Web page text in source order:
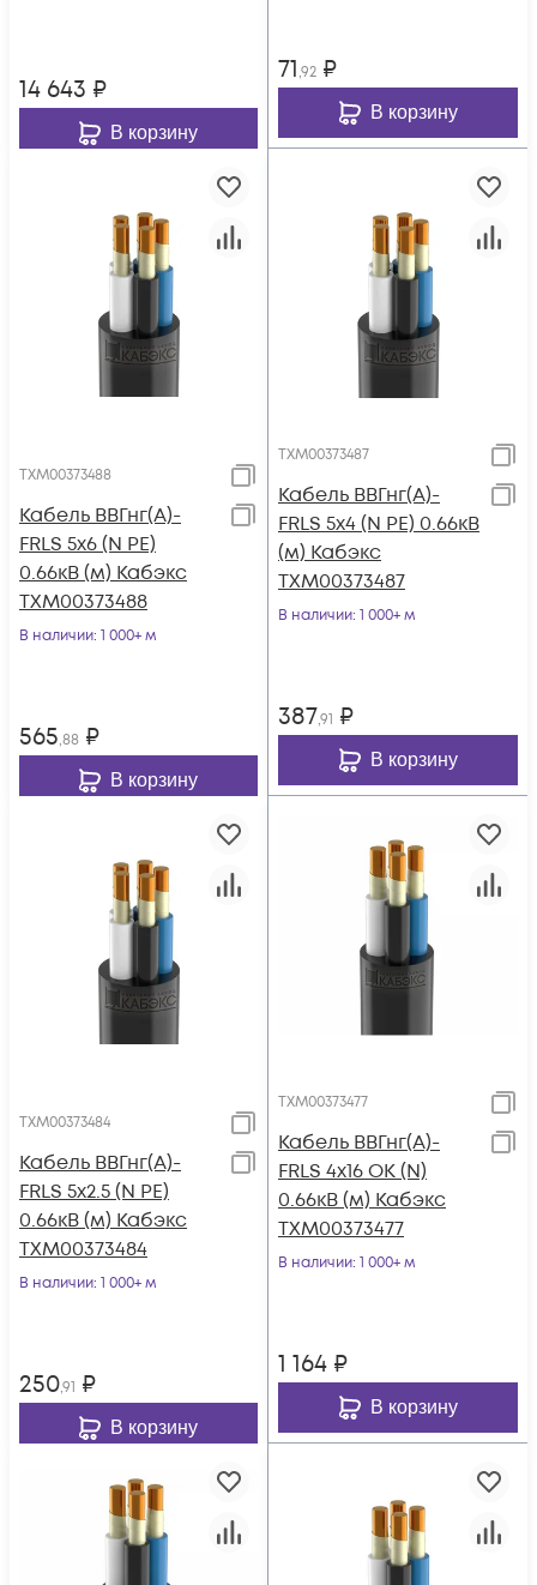
14 643 ₽
В корзину
71,92 ₽
В корзину
ТХМ00373488
Кабель ВВГнг(А)-
FRLS 5х6 (N PE)
0.66кВ (м) Кабэкс
ТХМ00373488
В наличии: 1 000+ м
565,88 ₽
В корзину
ТХМ00373487
Кабель ВВГнг(А)-
FRLS 5х4 (N PE) 0.66кВ
(м) Кабэкс
ТХМ00373487
В наличии: 1 000+ м
387,91 ₽
В корзину
ТХМ00373484
Кабель ВВГнг(А)-
FRLS 5х2.5 (N PE)
0.66кВ (м) Кабэкс
ТХМ00373484
В наличии: 1 000+ м
250,91 ₽
В корзину
ТХМ00373477
Кабель ВВГнг(А)-
FRLS 4х16 ОК (N)
0.66кВ (м) Кабэкс
ТХМ00373477
В наличии: 1 000+ м
1 164 ₽
В корзину